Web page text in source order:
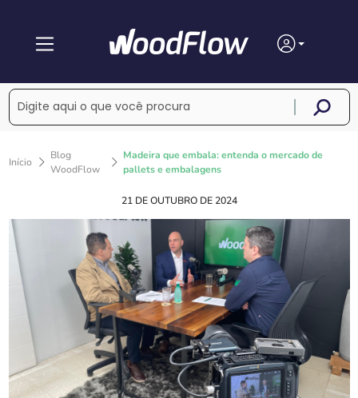
Início
Blog
WoodFlow
Madeira que embala: entenda o mercado de
pallets e embalagens
21 DE OUTUBRO DE 2024